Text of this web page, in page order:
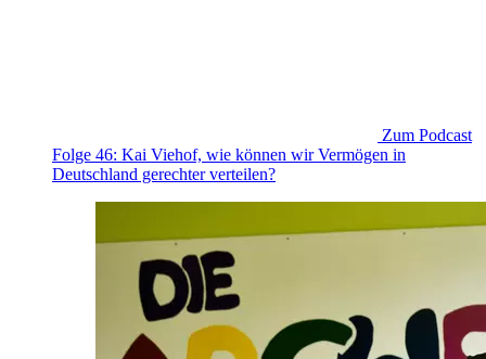
Zum Podcast
Folge 46: Kai Viehof, wie können wir Vermögen in
Deutschland gerechter verteilen?